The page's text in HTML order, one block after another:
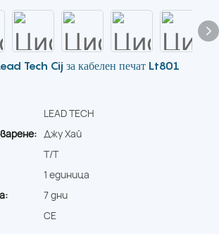
Tech Cij за кабелен печат Lt801
LEAD TECH
Джу Хай
T/T
1 единица
7 дни
CE